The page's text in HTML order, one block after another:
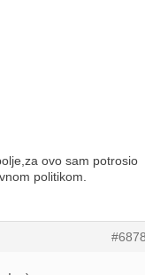
ovo sam potrosio
politikom.